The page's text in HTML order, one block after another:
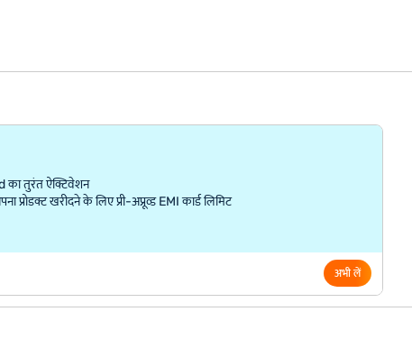
का तुरंत ऐक्टिवेशन
प्रोडक्ट खरीदने के लिए प्री-अप्रूव्ड EMI कार्ड लिमिट
अभी लें